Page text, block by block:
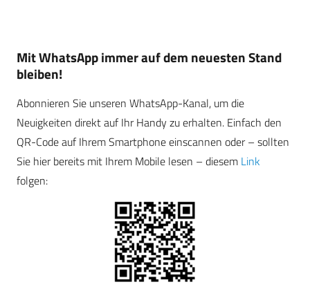
Mit WhatsApp immer auf dem neuesten Stand
bleiben!
Abonnieren Sie unseren WhatsApp-Kanal, um die
Neuigkeiten direkt auf Ihr Handy zu erhalten. Einfach den
QR-Code auf Ihrem Smartphone einscannen oder – sollten
Sie hier bereits mit Ihrem Mobile lesen – diesem Link
folgen: